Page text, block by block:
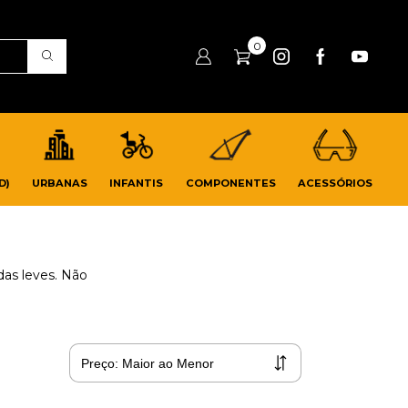
0
URBANAS INFANTIS COMPONENTES ACESSÓRIOS
leves. Não